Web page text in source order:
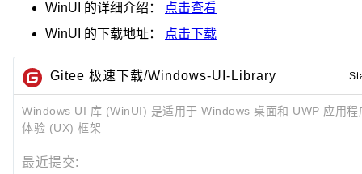
WinUI 的详细介绍：
点击查看
WinUI 的下载地址： 点击下载
Gitee 极速下载/Windows-UI-Library
Windows UI 库 (WinUI) 是适用于 Windows 桌面和 UWP 应用程
体验 (UX) 框架
最近提交: